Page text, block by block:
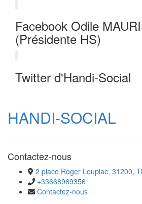
Facebook Odile
(Présidente HS)
Twitter d'Handi-Social
HANDI-SOCIAL
Contactez-nous
2 place Roger Loupiac, 31200,
+33668969356
Contactez-nous